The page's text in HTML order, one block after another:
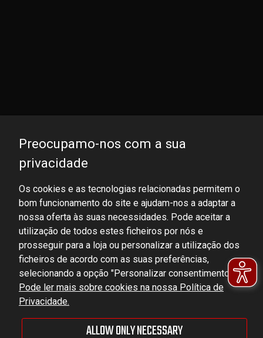
DOMINATOR GROUP Sp. z o.o.
Ludowa 59, 43-514 Kaniów, POLAND
VAT ID No.: 6521751083
dominator@dominator.pl
© Copyright 2022 | Dominator Group Sp. z o. o.
Preocupamo-nos com a sua
privacidade
Os cookies e as tecnologias relacionadas permitem o
bom funcionamento do site e ajudam-nos a adaptar a
nossa oferta às suas necessidades. Pode aceitar a
utilização de todos estes ficheiros por nós e
prosseguir para a loja ou personalizar a utilização dos
ficheiros de acordo com as suas preferências,
selecionando a opção "Personalizar consentimentos".
Pode ler mais sobre cookies na nossa Política de
Privacidade.
ALLOW ONLY NECESSARY